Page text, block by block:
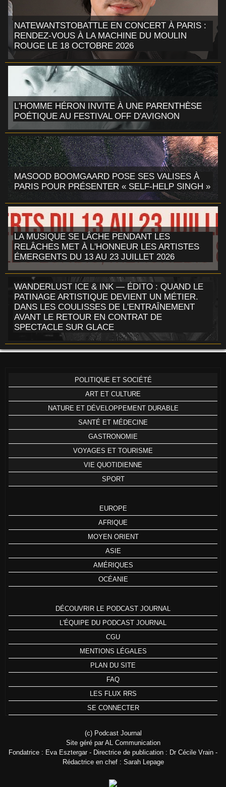
NATEWANTSTOBATTLE EN CONCERT À PARIS :
RENDEZ-VOUS À LA MACHINE DU MOULIN
ROUGE LE 18 OCTOBRE 2026
L'HOMME HÉRON INVITE À UNE PARENTHÈSE
POÉTIQUE AU FESTIVAL OFF D'AVIGNON
MASOOD BOOMGAARD POSE SES VALISES À
PARIS POUR PRÉSENTER « SELF-HELP SINGH »
LA MUSIQUE SE LÂCHE PENDANT LES
RELÂCHES MET À L'HONNEUR LES ARTISTES
ÉMERGENTS DU 13 AU 23 JUILLET 2026
WANDERLUST ICE & INK — ÉDITO : QUAND LE
PATINAGE ARTISTIQUE DEVIENT UN MÉTIER.
DANS LES COULISSES DE L'ENTRAÎNEMENT
AVANT LE RETOUR EN CONTRAT DE
SPECTACLE SUR GLACE
POLITIQUE ET SOCIÉTÉ
ART ET CULTURE
NATURE ET DÉVELOPPEMENT DURABLE
SANTÉ ET MÉDECINE
GASTRONOMIE
VOYAGES ET TOURISME
VIE QUOTIDIENNE
SPORT
EUROPE
AFRIQUE
MOYEN ORIENT
ASIE
AMÉRIQUES
OCÉANIE
DÉCOUVRIR LE PODCAST JOURNAL
L'ÉQUIPE DU PODCAST JOURNAL
CGU
MENTIONS LÉGALES
PLAN DU SITE
FAQ
LES FLUX RRS
SE CONNECTER
(c) Podcast Journal
Site géré par AL Communication
Fondatrice : Eva Esztergar - Directrice de publication : Dr Cécile Vrain -
Rédactrice en chef : Sarah Lepage